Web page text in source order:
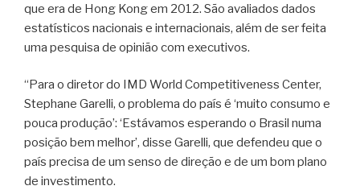
que era de Hong Kong em 2012. São avaliados dados
estatísticos nacionais e internacionais, além de ser feita
uma pesquisa de opinião com executivos.
“Para o diretor do IMD World Competitiveness Center,
Stephane Garelli, o problema do país é ‘muito consumo e
pouca produção’: ‘Estávamos esperando o Brasil numa
posição bem melhor’, disse Garelli, que defendeu que o
país precisa de um senso de direção e de um bom plano
de investimento.